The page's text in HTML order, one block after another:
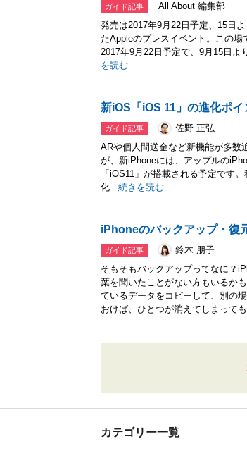
ガイド記事
All About 編集部
発売は2017年9月22日予定、15日
たAppleのプレスイベント。この場
2017年9月22日予定で、9月15日
を読む
新iOS「iOS 11」の進化ポイ
ガイド記事
佐野 正弘
ARや個人間送金など新機能が多数
が、新iPhoneには、アップルの
「iOS11」が搭載される予定です
化...続きを読む
iPhoneのバックアップ・復
ガイド記事
鈴木 朋子
そもそもバックアップってなに？
葉を聞いたことがない方もいるか
ているデータをコピーして、別の
おけば、ひとつが消えてしまって
カテゴリー一覧